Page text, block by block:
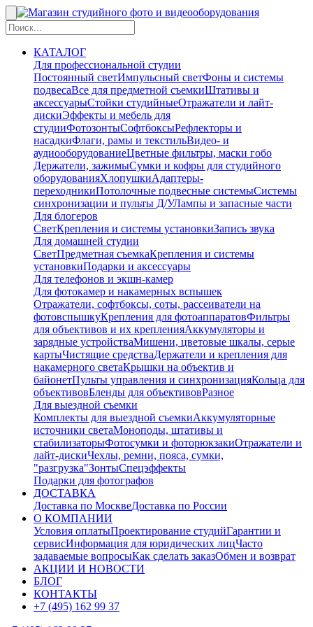
КАТАЛОГ
Для профессиональной студии
Постоянный светИмпульсный светФоны и системы
подвесаВсе для предметной съемкиШтативы и
аксессуарыСтойки студийныеОтражатели и лайт-
дискиЭффекты и мебель для
студииФотозонтыСофтбоксыРефлекторы и
насадкиФлаги, рамы и текстильВидео- и
аудиооборудованиеЦветные фильтры, маски гобо
Держатели, зажимыСумки и кофры для студийного
оборудованияХлопушкиАдаптеры-
переходникиПотолочные подвесные системыСистемы
синхронизации и пульты Д/УЛампы и запасные части
Для блогеров
СветКрепления и системы установкиЗапись звука
Для домашней студии
СветПредметная съемкаКрепления и системы
установкиПодарки и аксессуары
Для телефонов и экшн-камер
Для фотокамер и накамерных вспышек
Отражатели, софтбоксы, соты, рассеиватели на
фотовспышкуКрепления для фотоаппаратовФильтры
для объективов и их крепленияАккумуляторы и
зарядные устройстваМишени, цветовые шкалы, серые
картыЧистящие средстваДержатели и крепления для
накамерного светаКрышки на объектив и
байонетПульты управления и синхронизацияКольца для
объективовБленды для объективовРазное
Для выездной съемки
Комплекты для выездной съемкиАккумуляторные
источники светаМоноподы, штативы и
стабилизаторыФотосумки и фоторюкзакиОтражатели и
лайт-дискиЧехлы, ремни, пояса, сумки,
"разгрузка"ЗонтыСпецэффекты
Подарки для фотографов
ДОСТАВКА
Доставка по МосквеДоставка по России
О КОМПАНИИ
Условия оплатыПроектирование студийГарантии и
сервисИнформация для юридических лицЧасто
задаваемые вопросыКак сделать заказОбмен и возврат
АКЦИИ И НОВОСТИ
БЛОГ
КОНТАКТЫ
+7 (495) 162 99 37